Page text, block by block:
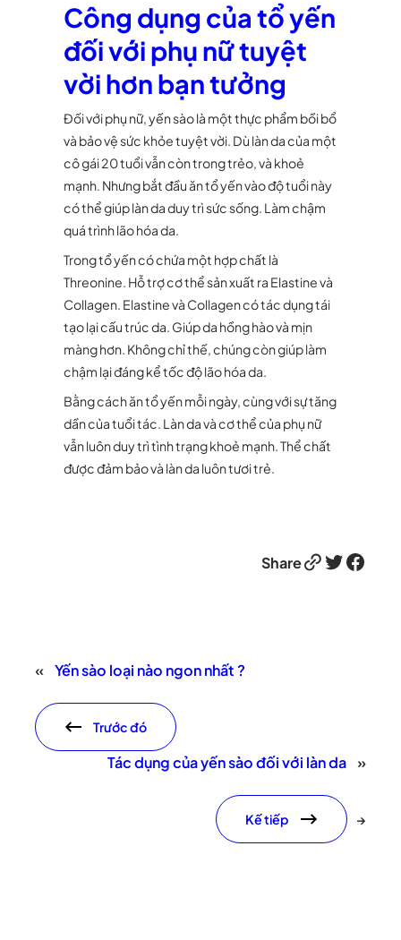
Công dụng của tổ yến
đối với phụ nữ tuyệt
vời hơn bạn tưởng
Đối với phụ nữ, yến sào là một thực phẩm bồi bổ
và bảo vệ sức khỏe tuyệt vời. Dù làn da của một
cô gái 20 tuổi vẫn còn trong trẻo, và khoẻ
mạnh. Nhưng bắt đầu ăn tổ yến vào độ tuổi này
có thể giúp làn da duy trì sức sống. Làm chậm
quá trình lão hóa da.
Trong tổ yến có chứa một hợp chất là
Threonine. Hỗ trợ cơ thể sản xuất ra Elastine và
Collagen. Elastine và Collagen có tác dụng tái
tạo lại cấu trúc da. Giúp da hồng hào và mịn
màng hơn. Không chỉ thế, chúng còn giúp làm
chậm lại đáng kể tốc độ lão hóa da.
Bằng cách ăn tổ yến mỗi ngày, cùng với sự tăng
dần của tuổi tác. Làn da và cơ thể của phụ nữ
vẫn luôn duy trì tình trạng khoẻ mạnh. Thể chất
được đảm bảo và làn da luôn tươi trẻ.
ShareLink Twitter Facebook
« Yến sào loại nào ngon nhất ?
Trước đó
Tác dụng của yến sào đối với làn da »
Kế tiếp →